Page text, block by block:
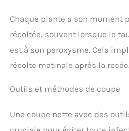
Chaque plante a son moment
récoltée, souvent lorsque le
est à son paroxysme. Cela
récolte matinale après la rosée.
Outils et méthodes de coupe
Une coupe nette avec des